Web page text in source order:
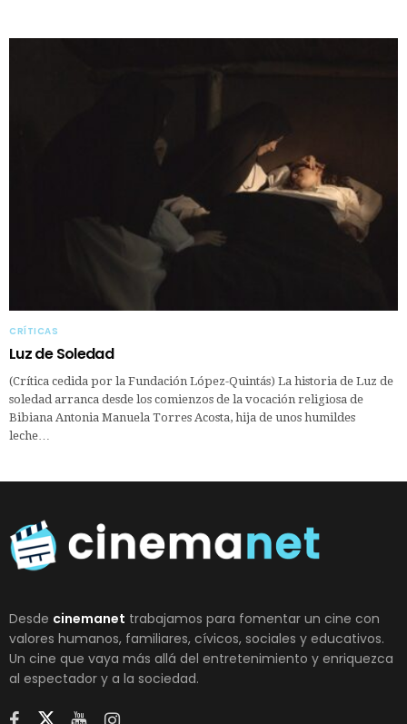
CRÍTICAS
Luz de Soledad
(Crítica cedida por la Fundación López-Quintás) La historia de Luz de
soledad arranca desde los comienzos de la vocación religiosa de
Bibiana Antonia Manuela Torres Acosta, hija de unos humildes
leche…
Desde cinemanet trabajamos para fomentar un cine con
valores humanos, familiares, cívicos, sociales y educativos.
Un cine que vaya más allá del entretenimiento y enriquezca
al espectador y a la sociedad.